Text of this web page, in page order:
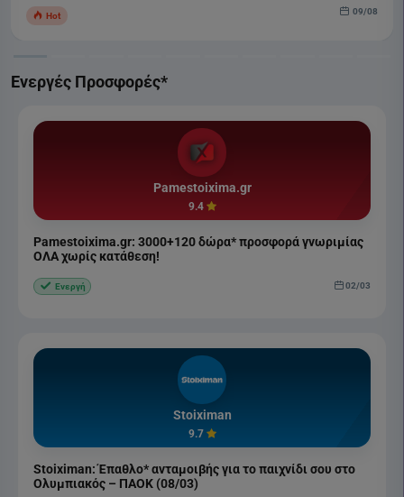
Hot 09/08
Ενεργές Προσφορές*
Pamestoixima.gr
9.4
Pamestoixima.gr: 3000+120 δώρα* προσφορά γνωριμίας
ΟΛΑ χωρίς κατάθεση!
Ενεργή 02/03
Stoiximan
9.7
Stoiximan: Έπαθλο* ανταμοιβής για το παιχνίδι σου στο
Ολυμπιακός – ΠΑΟΚ (08/03)